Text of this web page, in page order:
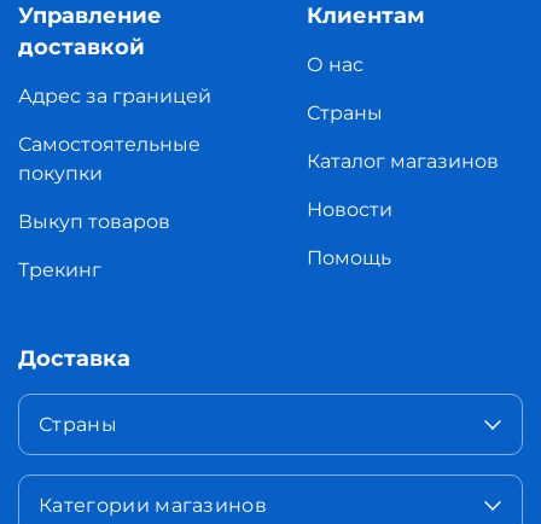
Управление
доставкой
Адрес за границей
Самостоятельные
покупки
Выкуп товаров
Трекинг
Клиентам
О нас
Страны
Каталог магазинов
Новости
Помощь
Доставка
Страны
Категории магазинов